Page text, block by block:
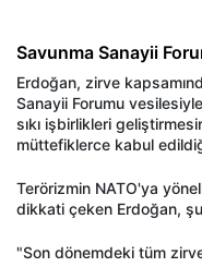
Savunma Sanayii
Erdoğan, zirve
Sanayii Forumu
sıkı işbirlikleri
müttefiklerce kabul
Terörizmin NATO'ya
dikkati çeken Erdoğan,
"Son dönemdeki tüm